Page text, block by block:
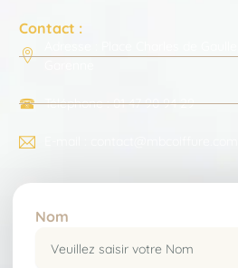
Contact :
Téléphone : 01 47 90 94 29
Nom